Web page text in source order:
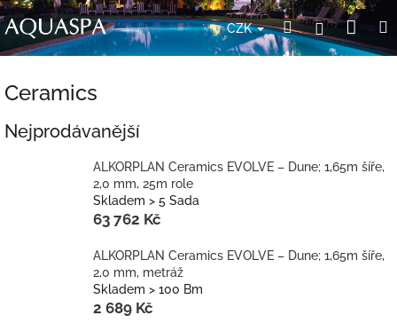
Přejít
na
obsah
CZK HledatPřihlášení
Ceramics
Nejprodávanější
ALKORPLAN Ceramics EVOLVE – Dune; 1,65m šíře,
2,0 mm, 25m role
Skladem > 5 Sada
63 762 Kč
ALKORPLAN Ceramics EVOLVE – Dune; 1,65m šíře,
2,0 mm, metráž
Skladem > 100 Bm
2 689 Kč